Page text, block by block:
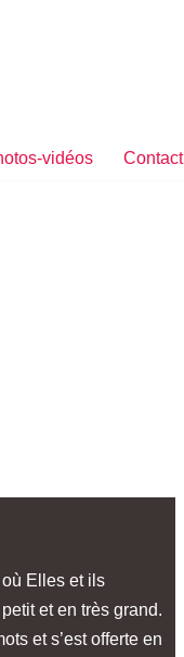
vidéos Contact
Elles et ils
et en très grand.
et s’est offerte en